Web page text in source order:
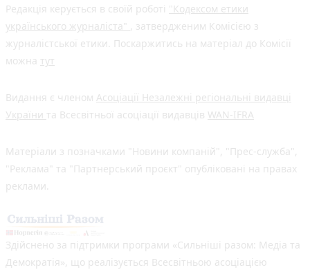
Редакція керується в своїй роботі "Кодексом етики
українського журналіста" , затвердженим Комісією з
журналістської етики. Поскаржитись на матеріал до Комісії
можна тут
Видання є членом Асоціації Незалежні регіональні видавці
України та Всесвітньої асоціації видавців WAN-IFRA
Матеріали з позначками "Новини компаній", "Прес-служба",
"Реклама" та "Партнерський проєкт" опубліковані на правах
реклами.
Здійснено за підтримки програми «Сильніші разом: Медіа та
Демократія», що реалізується Всесвітньою асоціацією